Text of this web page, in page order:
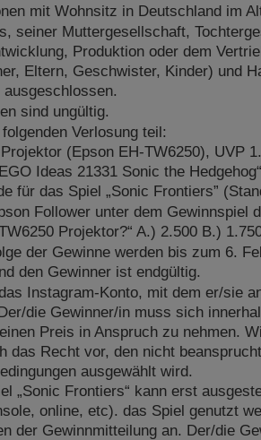
mit Wohnsitz in Deutschland im
seiner Muttergesellschaft,
Produktion oder dem
Eltern, Geschwister, Kinder) und
sind ungültig.
Verlosung teil:
(Epson EH-TW6250), UVP
Ideas 21331 Sonic the
für das Spiel „Sonic Frontiers”
Follower unter dem Gewinnspiel
Projektor?“ A.) 2.500 B.)
der Gewinne werden bis zum 6.
den Gewinner ist endgültig.
Instagram-Konto, mit dem er/sie
die Gewinner/in muss sich
Preis in Anspruch zu nehmen.
das Recht vor, den nicht
ausgewählt wird.
„Sonic Frontiers“ kann erst
online, etc). das Spiel genutzt
der Gewinnmitteilung an. Der/die